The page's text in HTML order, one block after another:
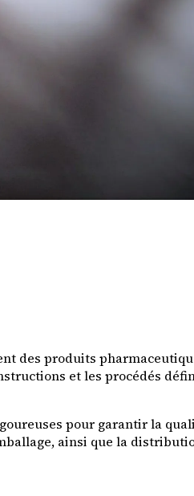
des produits
et les procédés
pour garantir la
ainsi que la